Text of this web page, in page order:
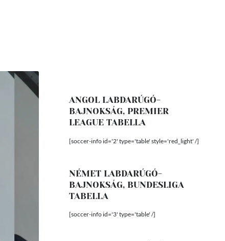
ANGOL LABDARÚGÓ-
BAJNOKSÁG, PREMIER
LEAGUE TABELLA
[soccer-info id='2' type='table' style='red_light' /]
NÉMET LABDARÚGÓ-
BAJNOKSÁG, BUNDESLIGA
TABELLA
[soccer-info id='3' type='table' /]